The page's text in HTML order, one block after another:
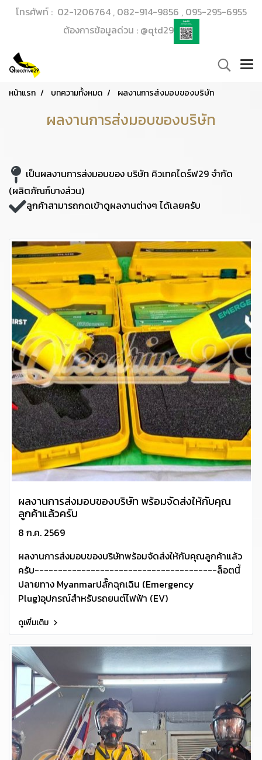
โทรศัพท์ : 02-1206764 , 082-914-9856 , 095-295-6955
ต้องการข้อมูลด่วน : @qtd29
หน้าแรก บทความทั้งหมด ผลงานการส่งมอบของบริษัท
ผลงานการส่งมอบของบริษัท
เป็นผลงานการส่งมอบของ บริษัท คิวเทคไดร์ฟ29 จำกัด
(ผลิตภัณฑ์บางส่วน)
ลูกค้าสามารถกดเข้าดูผลงานต่างๆ ได้เลยครับ
ผลงานการส่งมอบของบริษัท พร้อมจัดส่งให้กับคุณ
ลูกค้าแล้วครับ
8 ก.ค. 2569
ผลงานการส่งมอบของบริษัทพร้อมจัดส่งให้กับคุณลูกค้าแล้ว
ครับ---------------------------------------ล็อตนี้
ปลายทาง Myanmarปลั๊กฉุกเฉิน (Emergency
Plug)อุปกรณ์สำหรับรถยนต์ไฟฟ้า (EV)
ดูเพิ่มเติม